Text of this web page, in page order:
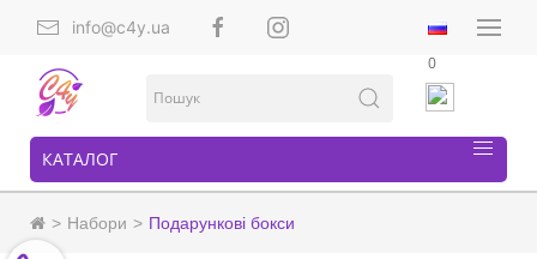
info@c4y.ua
0
КАТАЛОГ
Набори Подарункові бокси